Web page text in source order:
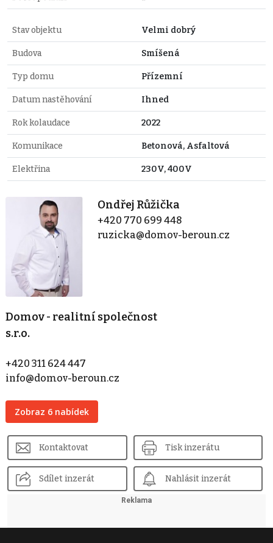
Stav objektu Velmi dobrý
Budova Smíšená
Typ domu Přízemní
Datum nastěhování Ihned
Rok kolaudace 2022
Komunikace Betonová, Asfaltová
Elektřina 230V, 400V
Ondřej Růžička
+420 770 699 448
ruzicka@domov-beroun.cz
Domov - realitní společnost
s.r.o.
+420 311 624 447
info@domov-beroun.cz
Zobraz 6 nabídek
Kontaktovat Tisk inzerátu
Sdílet inzerát Nahlásit inzerát